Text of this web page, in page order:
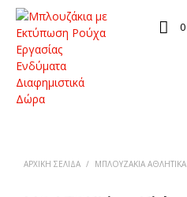
0
ΑΡΧΙΚΉ ΣΕΛΊΔΑ / ΜΠΛΟΥΖΆΚΙΑ ΑΘΛΗΤΙΚΆ